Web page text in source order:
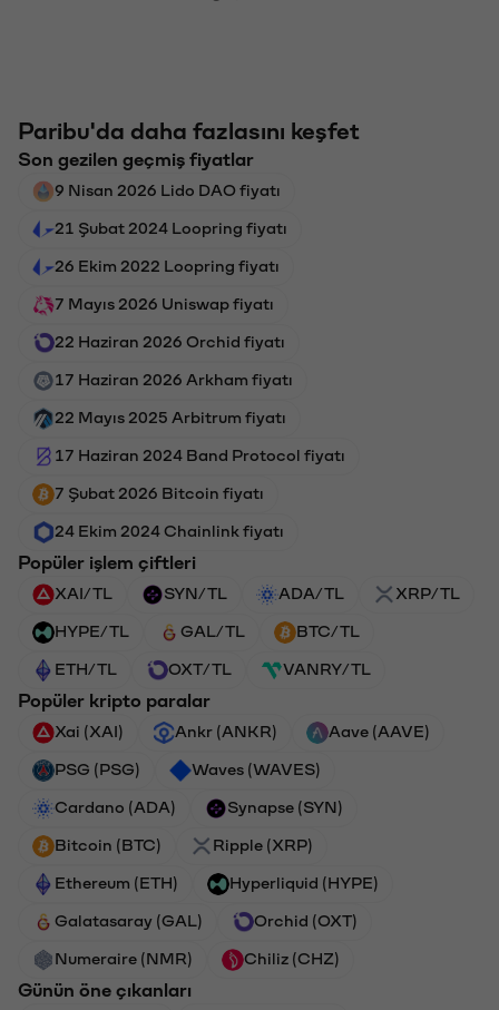
Paribu'da daha fazlasını keşfet
Son gezilen geçmiş fiyatlar
9 Nisan 2026 Lido DAO fiyatı
21 Şubat 2024 Loopring fiyatı
26 Ekim 2022 Loopring fiyatı
7 Mayıs 2026 Uniswap fiyatı
22 Haziran 2026 Orchid fiyatı
17 Haziran 2026 Arkham fiyatı
22 Mayıs 2025 Arbitrum fiyatı
17 Haziran 2024 Band Protocol fiyatı
7 Şubat 2026 Bitcoin fiyatı
24 Ekim 2024 Chainlink fiyatı
Popüler işlem çiftleri
XAI/TL SYN/TL ADA/TL XRP/TL
HYPE/TL GAL/TL BTC/TL
ETH/TL OXT/TL VANRY/TL
Popüler kripto paralar
Xai (XAI) Ankr (ANKR) Aave (AAVE)
PSG (PSG) Waves (WAVES)
Cardano (ADA) Synapse (SYN)
Bitcoin (BTC) Ripple (XRP)
Ethereum (ETH) Hyperliquid (HYPE)
Galatasaray (GAL) Orchid (OXT)
Numeraire (NMR) Chiliz (CHZ)
Günün öne çıkanları